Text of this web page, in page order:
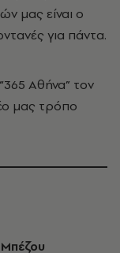
μας είναι ο
για πάντα.
Αθήνα” τον
μας τρόπο